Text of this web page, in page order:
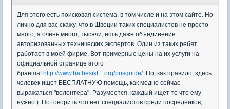
Для этого есть поисковая система, в том числе и на этом сайте. Но
лично для вас скажу, что в Швеции таких специалистов не просто
много, а очень много, тысячи, есть даже объединение
авторизованных технических экспертов. Один из таких ребят
работает в моей фирме. Вот примерные цены на их услуги на
официальной странице этого
бранша! http://www.batbesikt....org/prisguide/Но, как правило, здесь
человек ищет БЕСПЛАТНУЮ помощь, как модно сейчас
выражаться "волонтера". Разумеется, каждый ищет то что ему
нужно ). Но говорить что нет специалистов среди посредников,